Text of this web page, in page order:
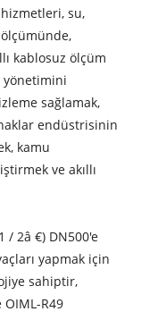
su,
ölçümünde,
kablosuz ölçüm
sağlamak,
endüstrisinin
kamu
ve akıllı
/ 2â €) DN500'e
yapmak için
sahiptir,
OIML-R49